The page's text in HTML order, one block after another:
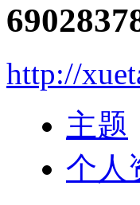
http://
主题
个人